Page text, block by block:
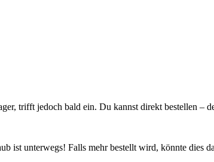
trifft jedoch bald ein. Du kannst direkt bestellen –
ist unterwegs! Falls mehr bestellt wird, könnte dies